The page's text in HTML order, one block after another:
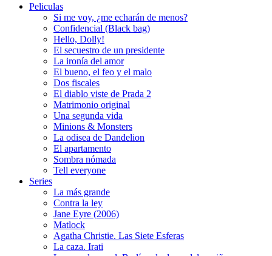
Peliculas
Si me voy, ¿me echarán de menos?
Confidencial (Black bag)
Hello, Dolly!
El secuestro de un presidente
La ironía del amor
El bueno, el feo y el malo
Dos fiscales
El diablo viste de Prada 2
Matrimonio original
Una segunda vida
Minions & Monsters
La odisea de Dandelion
El apartamento
Sombra nómada
Tell everyone
Series
La más grande
Contra la ley
Jane Eyre (2006)
Matlock
Agatha Christie. Las Siete Esferas
La caza. Irati